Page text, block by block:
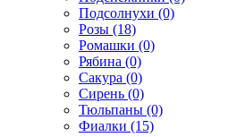
Подсолнухи (0)
Розы (18)
Ромашки (0)
Рябина (0)
Сакура (0)
Сирень (0)
Тюльпаны (0)
Фиалки (15)